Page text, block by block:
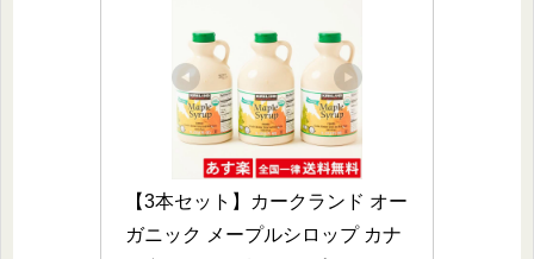
【3本セット】カークランド オー
ガニック メープルシロップ カナ